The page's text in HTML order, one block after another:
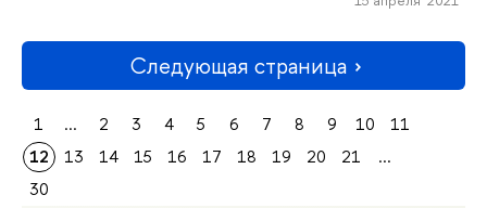
Следующая страница
1 ... 2 3 4 5 6 7 8 9 10
11
12
13 14 15 16 17 18 19 20 21
...
30